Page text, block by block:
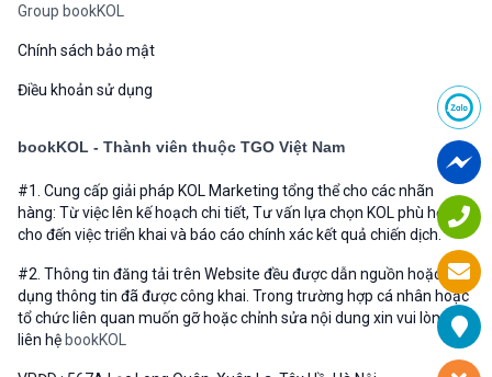
Group bookKOL
Chính sách bảo mật
Điều khoản sử dụng
bookKOL - Thành viên thuộc TGO Việt Nam
#1. Cung cấp giải pháp KOL Marketing tổng thể cho các nhãn
hàng: Từ việc lên kế hoạch chi tiết, Tư vấn lựa chọn KOL phù hợp
cho đến việc triển khai và báo cáo chính xác kết quả chiến dịch.
#2. Thông tin đăng tải trên Website đều được dẫn nguồn hoặc sử
dụng thông tin đã được công khai. Trong trường hợp cá nhân hoặc
tổ chức liên quan muốn gỡ hoặc chỉnh sửa nội dung xin vui lòng
liên hệ bookKOL